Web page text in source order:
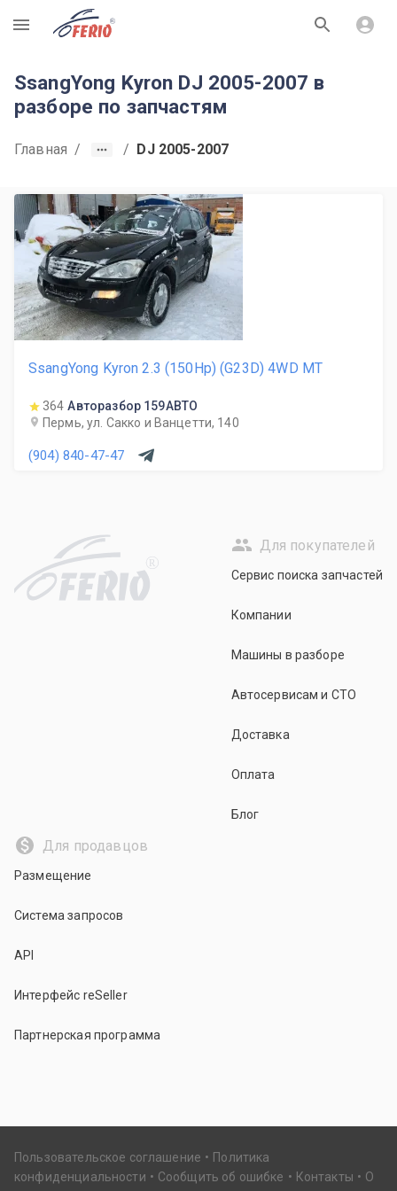
R
SsangYong Kyron DJ 2005-2007 в
разборе по запчастям
Главная / / DJ 2005-2007
SsangYong Kyron 2.3 (150Hp) (G23D) 4WD MT
364 Авторазбор 159АВТО
Пермь, ул. Сакко и Ванцетти, 140
(904) 840-47-47
R
Для покупателей
Сервис поиска запчастей
Компании
Машины в разборе
Автосервисам и СТО
Доставка
Оплата
Блог
Для продавцов
Размещение
Система запросов
API
Интерфейс reSeller
Партнерская программа
Пользовательское соглашение
Политика
конфиденциальности
Сообщить об ошибке Контакты
О